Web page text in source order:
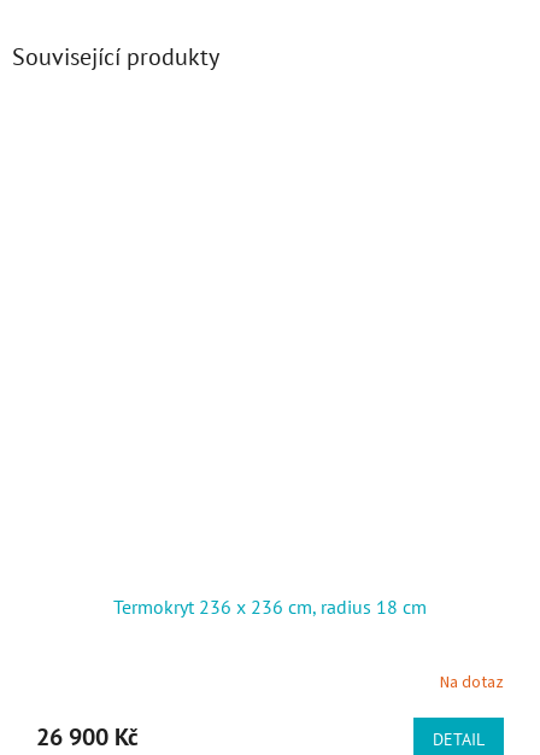
Související produkty
Termokryt 236 x 236 cm, radius 18 cm
Na dotaz
26 900 Kč DETAIL